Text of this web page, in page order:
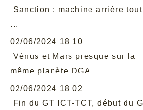
Sanction : machine arrière
...
02/06/2024 18:10
Vénus et Mars presque sur la
même planète DGA ...
02/06/2024 18:02
Fin du GT ICT-TCT, début du